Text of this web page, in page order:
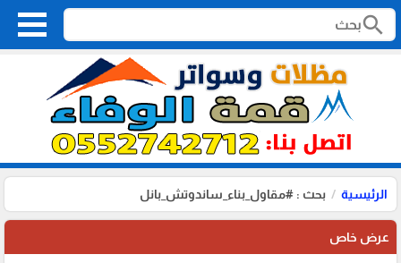
search
الرئيسية بحث : #مقاول_بناء_ساندوتش_بانل
عرض خاص